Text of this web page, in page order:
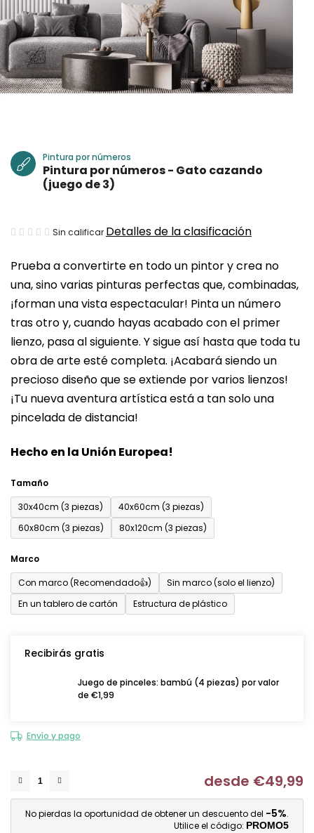
Prueba a convertirte en todo un pintor y crea no
una, sino varias pinturas perfectas que, combinadas,
¡forman una vista espectacular! Pinta un número
tras otro y, cuando hayas acabado con el primer
lienzo, pasa al siguiente. Y sigue así hasta que toda tu
obra de arte esté completa. ¡Acabará siendo un
precioso diseño que se extiende por varios lienzos!
¡Tu nueva aventura artística está a tan solo una
pincelada de distancia!
Hecho en la Unión Europea!
Tamaño
30x40cm (3 piezas)
40x60cm (3 piezas)
60x80cm (3 piezas)
80x120cm (3 piezas)
Marco
Con marco (Recomendado👍)
Sin marco (solo el lienzo)
En un tablero de cartón
Estructura de plástico
Recibirás gratis
Juego de pinceles: bambú (4 piezas) por valor
de €1,99
Envío y pago
desde €49,99
No pierdas la oportunidad de obtener un descuento del -5%.
Utilice el código: PROMO5
Pintura por números
Pintura por números - Gato cazando
(juego de 3)
La
media
del
producto
es
de
0,0
sobre
5
estrellas.
Sin calificar Detalles de la clasificación